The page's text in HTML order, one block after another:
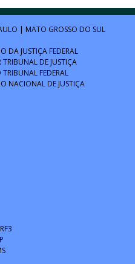
| MATO GROSSO DO SUL
DA JUSTIÇA FEDERAL
TRIBUNAL DE JUSTIÇA
TRIBUNAL FEDERAL
NACIONAL DE JUSTIÇA